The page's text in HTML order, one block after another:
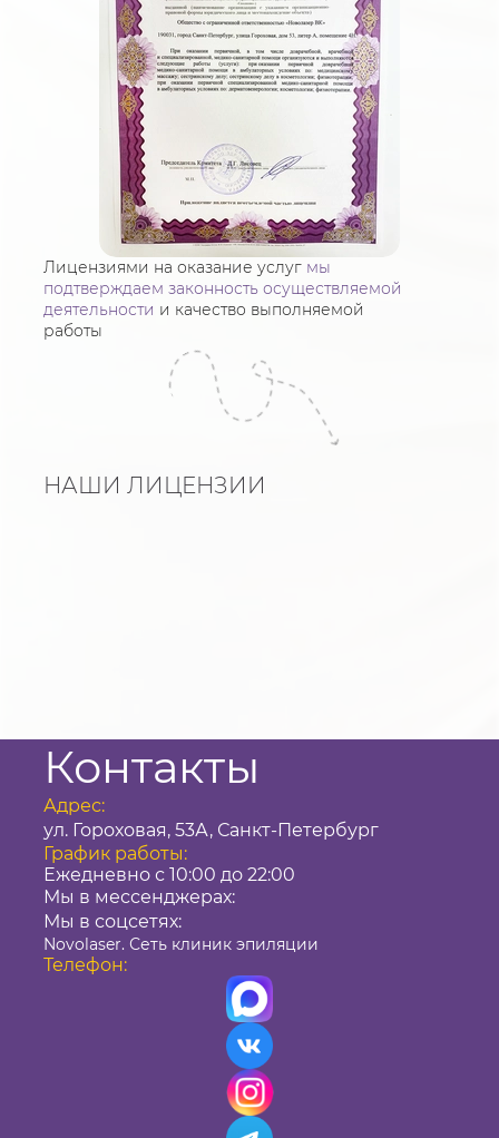
Лицензиями на оказание услуг мы
подтверждаем законность осуществляемой
деятельности и качество выполняемой
работы
НАШИ ЛИЦЕНЗИИ
Контакты
Адрес:
ул. Гороховая, 53А, Санкт-Петербург
График работы:
Ежедневно с 10:00 до 22:00
Мы в мессенджерах:
Мы в соцсетях:
Novolaser. Сеть клиник эпиляции
Телефон: